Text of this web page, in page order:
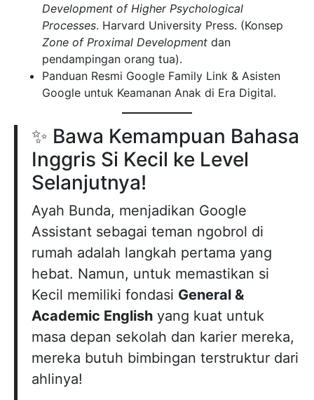
Development of Higher Psychological
Processes. Harvard University Press. (Konsep
Zone of Proximal Development dan
pendampingan orang tua).
Panduan Resmi Google Family Link & Asisten
Google untuk Keamanan Anak di Era Digital.
✨ Bawa Kemampuan Bahasa
Inggris Si Kecil ke Level
Selanjutnya!
Ayah Bunda, menjadikan Google
Assistant sebagai teman ngobrol di
rumah adalah langkah pertama yang
hebat. Namun, untuk memastikan si
Kecil memiliki fondasi General &
Academic English yang kuat untuk
masa depan sekolah dan karier mereka,
mereka butuh bimbingan terstruktur dari
ahlinya!